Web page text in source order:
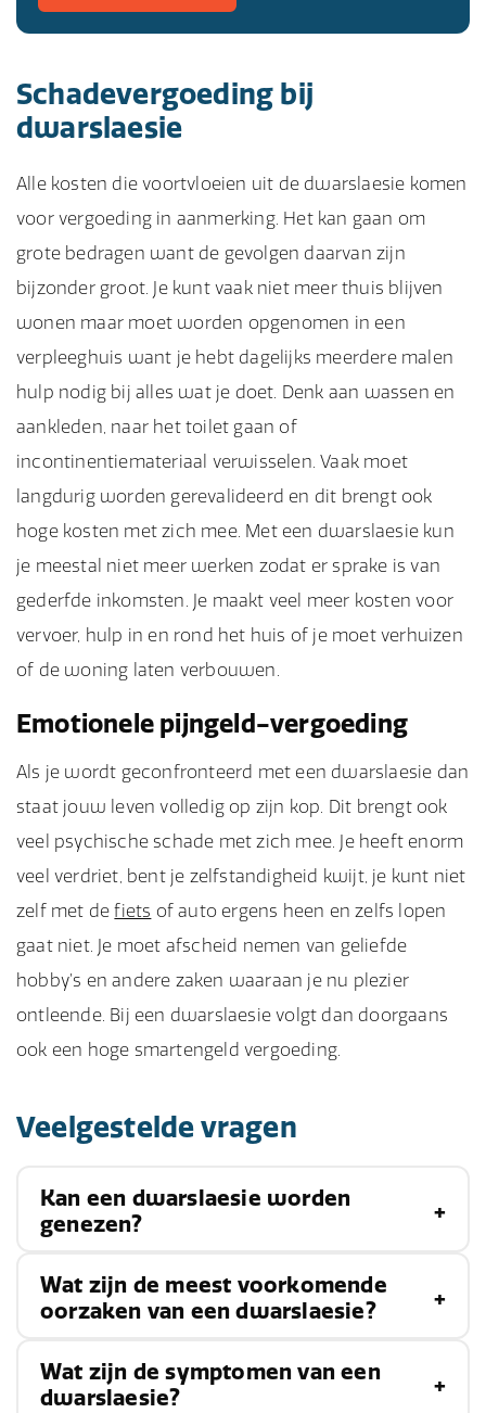
Schadevergoeding bij
dwarslaesie
Alle kosten die voortvloeien uit de dwarslaesie komen
voor vergoeding in aanmerking. Het kan gaan om
grote bedragen want de gevolgen daarvan zijn
bijzonder groot. Je kunt vaak niet meer thuis blijven
wonen maar moet worden opgenomen in een
verpleeghuis want je hebt dagelijks meerdere malen
hulp nodig bij alles wat je doet. Denk aan wassen en
aankleden, naar het toilet gaan of
incontinentiemateriaal verwisselen. Vaak moet
langdurig worden gerevalideerd en dit brengt ook
hoge kosten met zich mee. Met een dwarslaesie kun
je meestal niet meer werken zodat er sprake is van
gederfde inkomsten. Je maakt veel meer kosten voor
vervoer, hulp in en rond het huis of je moet verhuizen
of de woning laten verbouwen.
Emotionele pijngeld-vergoeding
Als je wordt geconfronteerd met een dwarslaesie dan
staat jouw leven volledig op zijn kop. Dit brengt ook
veel psychische schade met zich mee. Je heeft enorm
veel verdriet, bent je zelfstandigheid kwijt, je kunt niet
zelf met defiets of auto ergens heen en zelfs lopen
gaat niet. Je moet afscheid nemen van geliefde
hobby’s en andere zaken waaraan je nu plezier
ontleende. Bij een dwarslaesie volgt dan doorgaans
ook een hoge smartengeld vergoeding.
Veelgestelde vragen
Kan een dwarslaesie worden
genezen?
Helaas is er momenteel geen genezing voor een
dwarslaesie. Behandelingen zijn gericht op het
maximaliseren van de functie van het getroffen
gebied en het voorkomen van verdere schade
Wat zijn de meest voorkomende
oorzaken van een dwarslaesie?
De meest voorkomendeoorzakenvan een
Wat zijn de symptomen van een
dwarslaesie?